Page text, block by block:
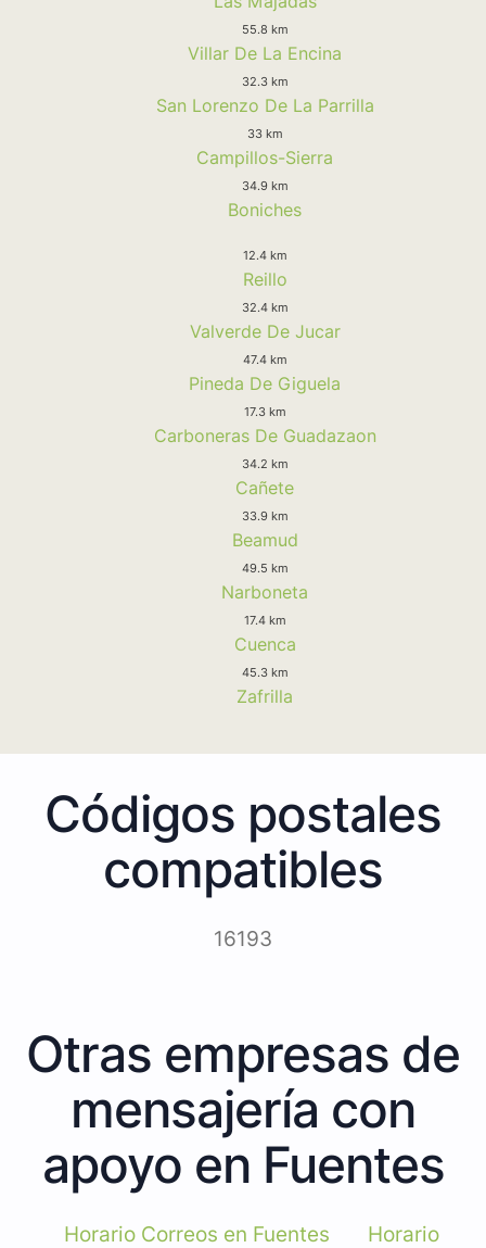
55.8 km
Villar De La Encina
32.3 km
San Lorenzo De La Parrilla
33 km
Campillos-Sierra
34.9 km
Boniches
12.4 km
Reillo
32.4 km
Valverde De Jucar
47.4 km
Pineda De Giguela
17.3 km
Carboneras De Guadazaon
34.2 km
Cañete
33.9 km
Beamud
49.5 km
Narboneta
17.4 km
Cuenca
45.3 km
Zafrilla
Códigos postales
compatibles
16193
Otras empresas de
mensajería con
apoyo en Fuentes
Horario Correos en Fuentes Horario